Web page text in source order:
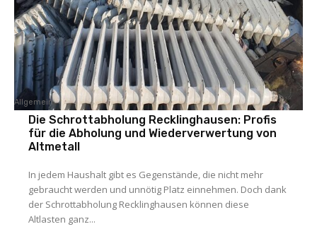
Allgemein
Die Schrottabholung Recklinghausen: Profis
für die Abholung und Wiederverwertung von
Altmetall
In jedem Haushalt gibt es Gegenstände, die nicht mehr
gebraucht werden und unnötig Platz einnehmen. Doch dank
der Schrottabholung Recklinghausen können diese
Altlasten ganz...